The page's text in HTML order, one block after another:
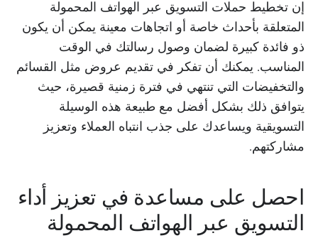
إن تخطيط حملات التسويق عبر الهواتف المحمولة
المتعلقة بأحداث خاصة أو اتجاهات معينة يمكن أن يكون
ذو فائدة كبيرة لضمان وصول رسالتك في الوقت
المناسب. يمكنك أن تفكر في تقديم عروض مثل القسائم
والتخفيضات التي تنتهي في فترة زمنية قصيرة، حيث
يتوافق ذلك بشكل أفضل مع طبيعة هذه الوسيلة
التسويقية ويساعدك على جذب انتباه العملاء وتعزيز
مشاركتهم.
احصل على مساعدة في تعزيز أداء
التسويق عبر الهواتف المحمولة